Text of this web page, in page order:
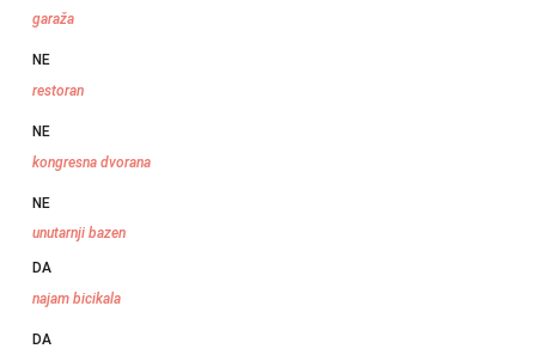
garaža
NE
restoran
NE
kongresna dvorana
NE
unutarnji bazen
DA
najam bicikala
DA